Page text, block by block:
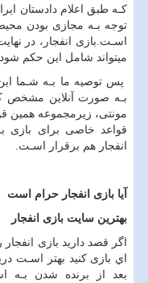
کـه طبق اعلام دادستان
توجه بـه مجازی بودن
اسـت.بازی انفجار، در
میتواند شامل این حکم شود.
پس توصیه ما بـه شـما
بـه صورت آنلاین مشخص
مونتی، زیرمجموعه همین
قواعد خاصی برای بازی
انفجار هم برقرار اسـت.
آیا بازی انفجار حرام است
بهترین سایت بازی انفجار
اگر قصد دارید بازی
اي بازی کنید بهتر اسـت
بعد از برنده شدن بـه